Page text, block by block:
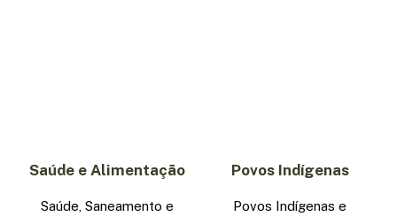
Saúde e Alimentação
Saúde, Saneamento e
Povos Indígenas
Povos Indígenas e